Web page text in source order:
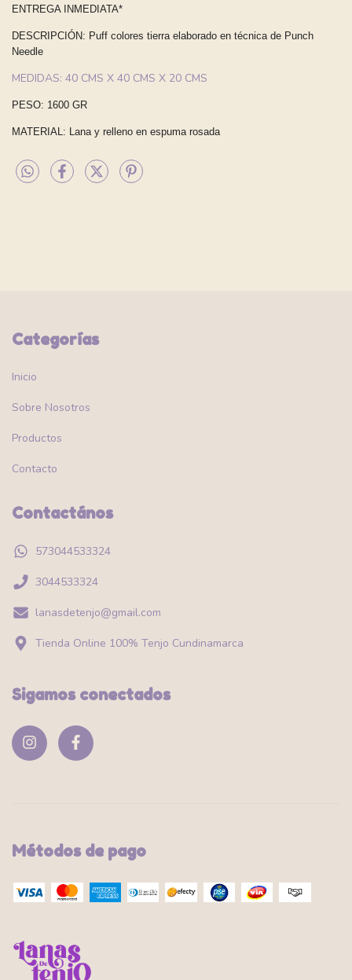
ENTREGA INMEDIATA*
DESCRIPCIÓN: Puff colores tierra elaborado en técnica de Punch
Needle
MEDIDAS: 40 CMS X 40 CMS X 20 CMS
PESO: 1600 GR
MATERIAL: Lana y relleno en espuma rosada
Categorías
Inicio
Sobre Nosotros
Productos
Contacto
Contactános
573044533324
3044533324
lanasdetenjo@gmail.com
Tienda Online 100% Tenjo Cundinamarca
Sigamos conectados
Métodos de pago